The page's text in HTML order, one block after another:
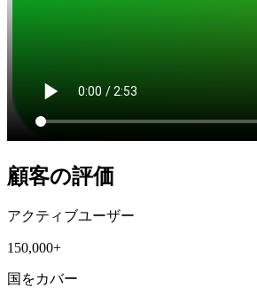
顧客の評価
アクティブユーザー
150,000+
国をカバー